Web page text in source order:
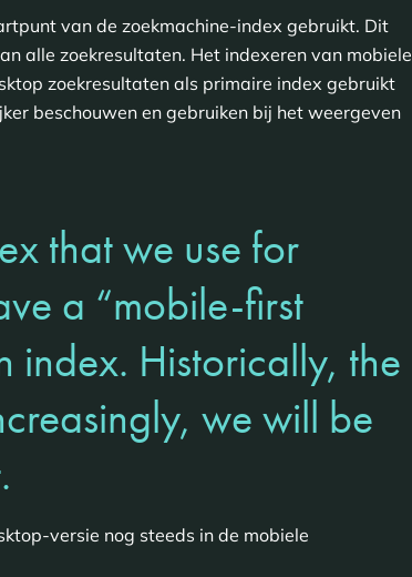
van de zoekmachine-index gebruikt. Dit
alle zoekresultaten. Het indexeren van mobiele
zoekresultaten als primaire index gebruikt
beschouwen en gebruiken bij het weergeven
that we use for
a “mobile-first
index. Historically, the
we will be
versie nog steeds in de mobiele